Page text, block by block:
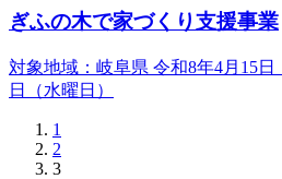
ぎふの木で家づくり支援事業
対象地域：岐阜県 令和8年4月15日
日（水曜日）
1
2
3